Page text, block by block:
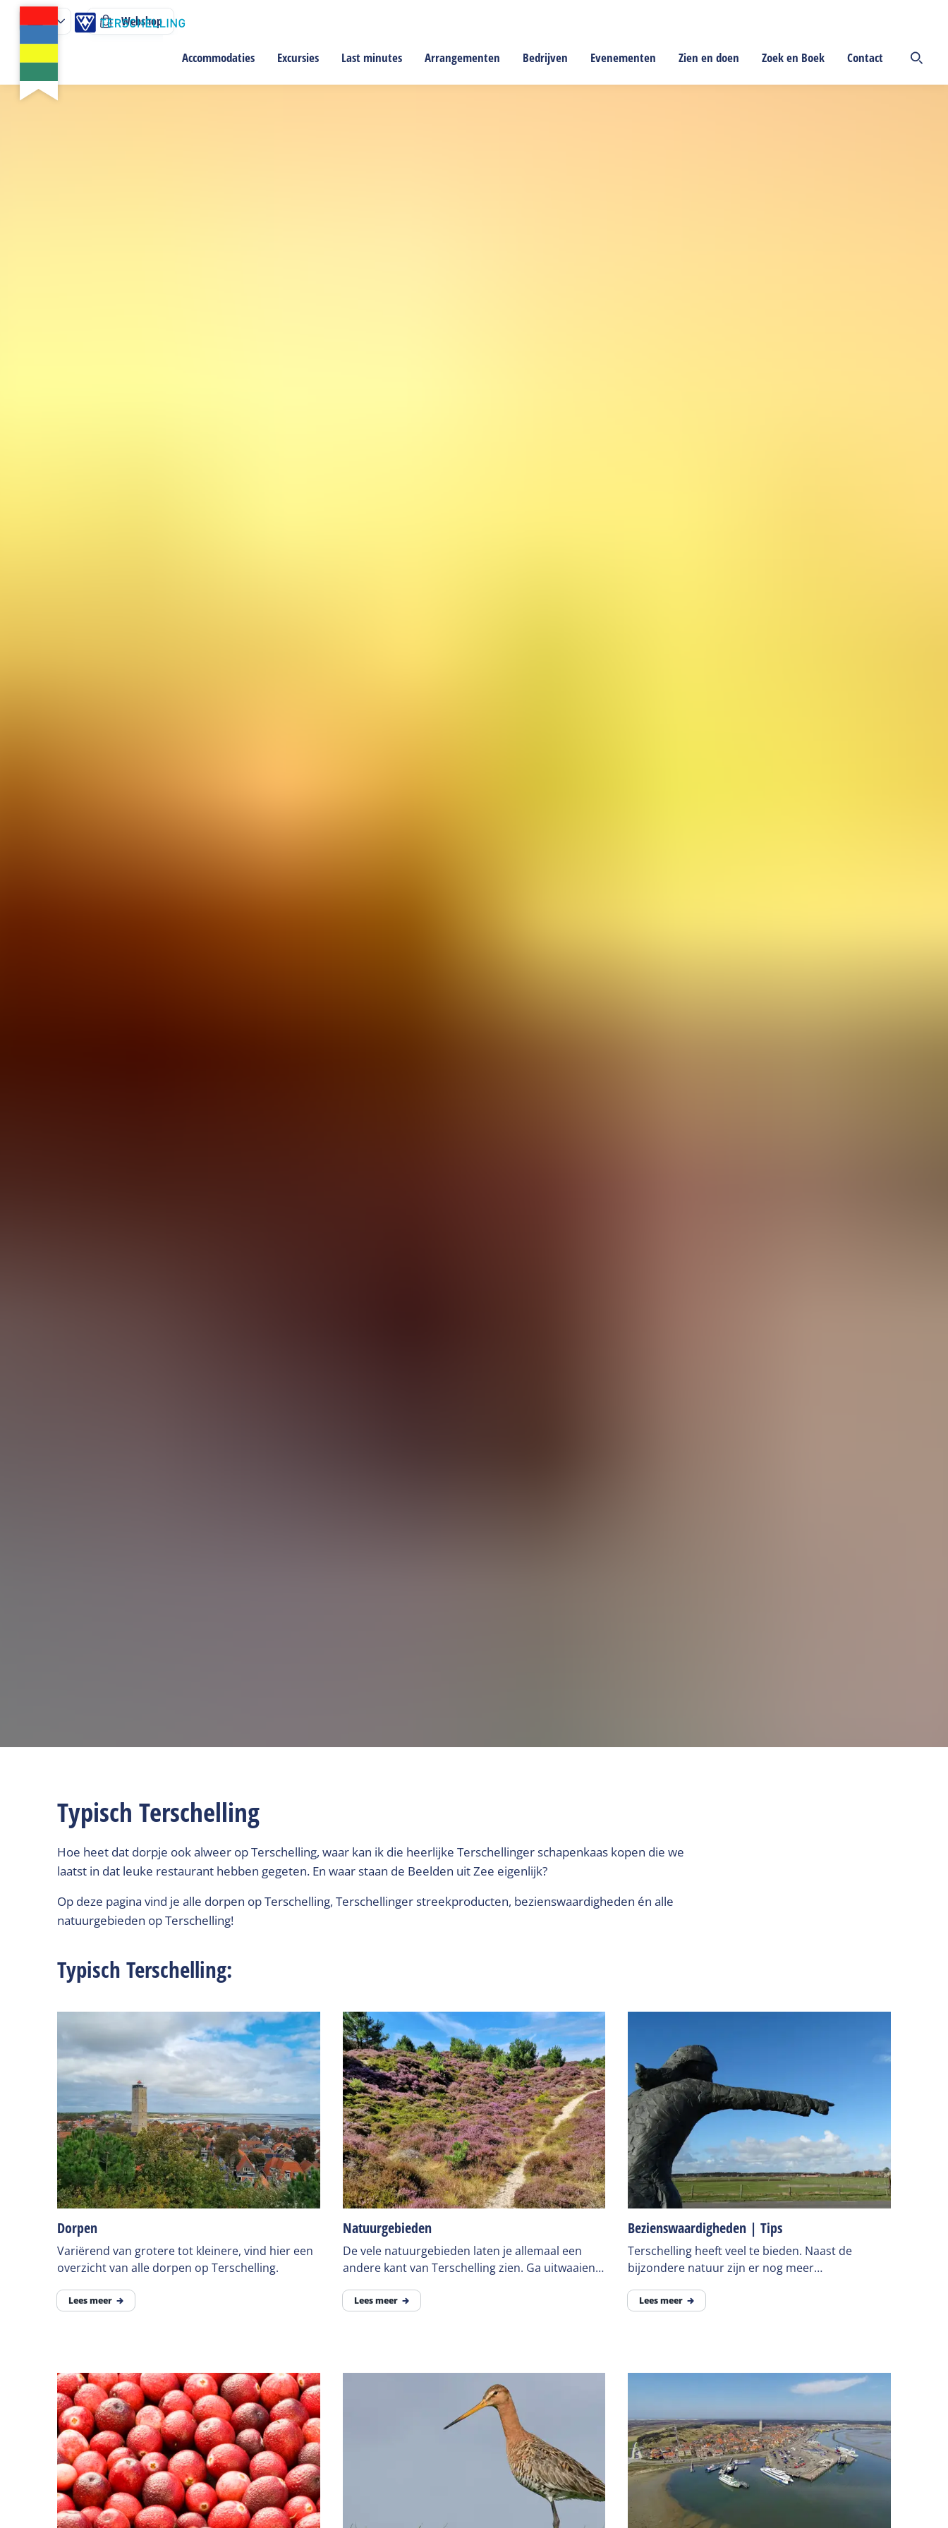
Accommodaties Excursies Last minutes Arrangementen Bedrijven Evenementen Zien en doen Zoek en Boek Contact
Webshop
Typisch Terschelling
Hoe heet dat dorpje ook alweer op Terschelling, waar kan ik die heerlijke Terschellinger schapenkaas kopen die we
laatst in dat leuke restaurant hebben gegeten. En waar staan de Beelden uit Zee eigenlijk?
Op deze pagina vind je alle dorpen op Terschelling, Terschellinger streekproducten, bezienswaardigheden én alle
natuurgebieden op Terschelling!
Typisch Terschelling:
Dorpen
Variërend van grotere tot kleinere, vind hier een
overzicht van alle dorpen op Terschelling.
Lees meer
Natuurgebieden
De vele natuurgebieden laten je allemaal een
andere kant van Terschelling zien. Ga uitwaaien
Boschplaat.
Lees meer
Bezienswaardigheden | Tips
Terschelling heeft veel te bieden. Naast de
bijzondere natuur zijn er nog meer
waard zijn. Vind ze hier.
Lees meer